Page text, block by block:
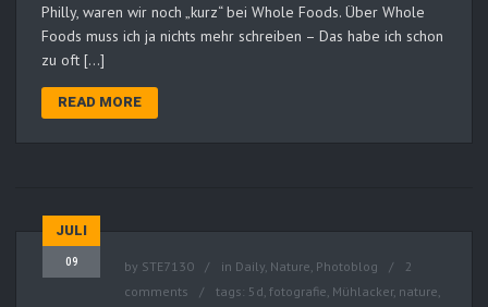
Philly, waren wir noch „kurz“ bei Whole Foods. Über Whole
Foods muss ich ja nichts mehr schreiben – Das habe ich schon
zu oft […]
READ MORE
JULI
09 by STE7130 in Daily, Nature, Photoblog
2
comments
tags: 5d, fotografie, Mühlacker, nature,